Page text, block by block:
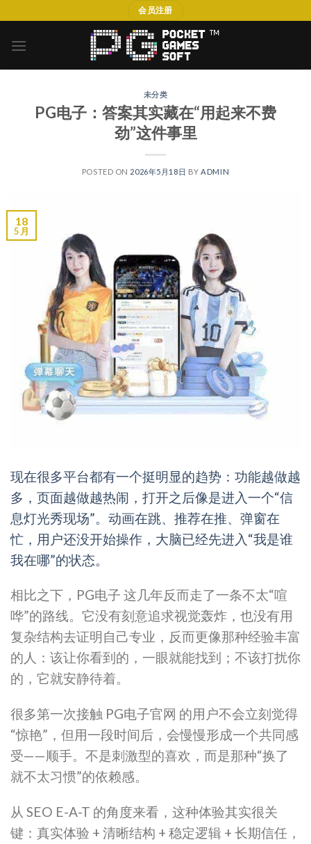
to
content
会员注册
未分类
PG电子：答案其实藏在“用起来不费
劲”这件事里
POSTED ON 2026年5月18日 BY ADMIN
18
5 月
现在很多平台都有一个挺明显的趋势：功能越做越
多，页面越做越热闹，打开之后像是进入一个“信
息灯光秀现场”。动画在跳、推荐在推、弹窗在
忙，用户还没开始操作，大脑已经先进入“我是谁
我在哪”的状态。
相比之下，PG电子 这几年反而走了一条不太“喧
哗”的路线。它没有刻意追求视觉轰炸，也没有用
复杂结构去证明自己专业，反而更像那种经验丰富
的人：该让你看到的，一眼就能找到；不该打扰你
的，它就安静待着。
很多第一次接触 PG电子官网 的用户不会立刻觉得
“惊艳”，但用一段时间后，会慢慢形成一个共同感
受——顺手。不是刺激型的喜欢，而是那种“换了
就不太习惯”的依赖感。
从 SEO E-A-T 的角度来看，这种体验其实很关
键：真实体验 + 清晰结构 + 稳定逻辑 + 长期信任，